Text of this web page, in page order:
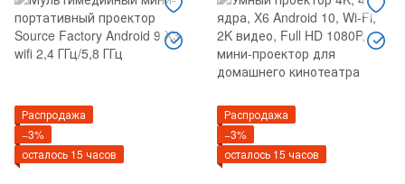
Распродажа
−3%
осталось 15 часов
Распродажа
−3%
осталось 15 часов